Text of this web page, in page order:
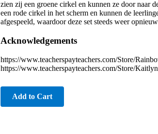
zien zij een groene cirkel en kunnen ze door naar
een rode cirkel in het scherm en kunnen de
afgespeeld, waardoor deze set steeds weer
Acknowledgements
https://www.teacherspayteachers.com/Store/
https://www.teacherspayteachers.com/Store/
Add to Cart